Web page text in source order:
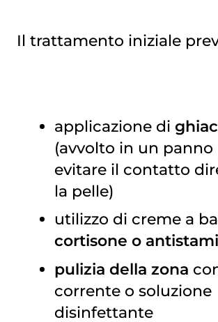
Il trattamento iniziale
applicazione di
(avvolto in un panno
evitare il contatto
la pelle)
utilizzo di creme a
cortisone o
pulizia della zona
corrente o soluzione
disinfettante